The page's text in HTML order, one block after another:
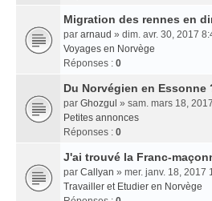
Migration des rennes en
par arnaud » dim. avr. 30, 2017
Voyages en Norvège
Réponses : 0
Du Norvégien en Essonne
par Ghozgul » sam. mars 18,
Petites annonces
Réponses : 0
J'ai trouvé la Franc-
par Callyan » mer. janv. 18, 2017
Travailler et Etudier en Norvège